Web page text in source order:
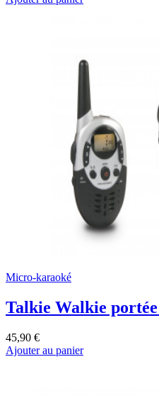
Micro-karaoké
Talkie Walkie
45,90 €
Ajouter au panier